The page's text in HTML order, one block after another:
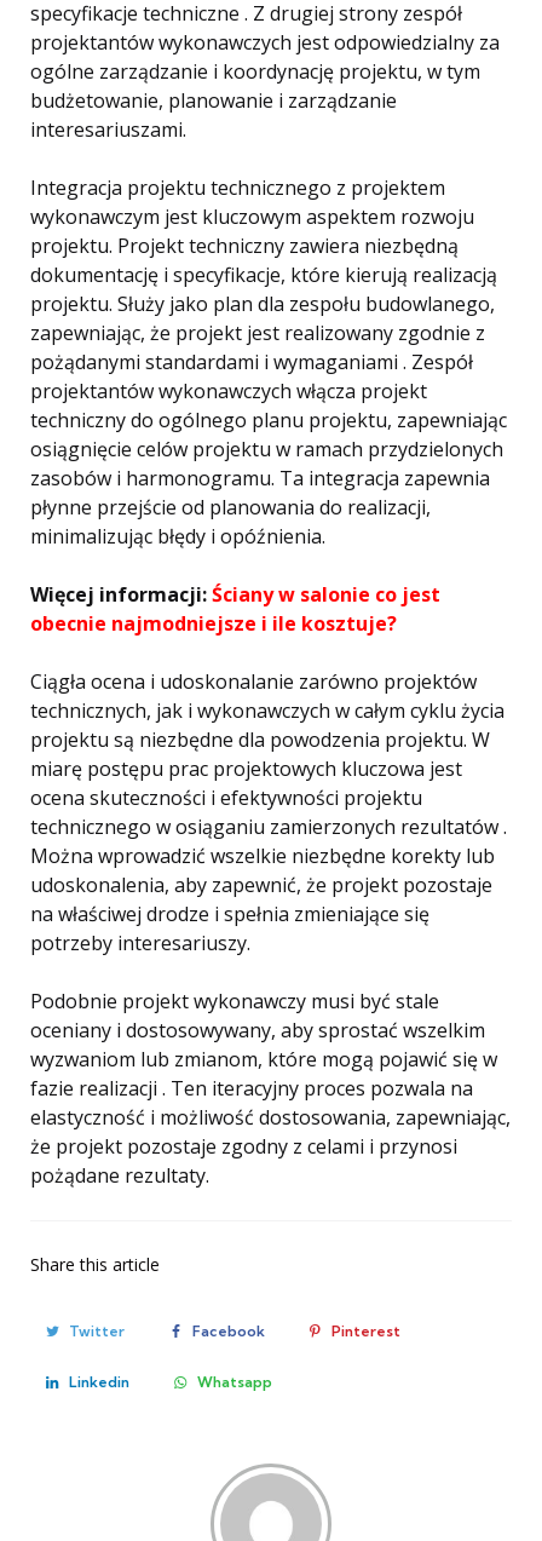
specyfikacje techniczne . Z drugiej strony zespół
projektantów wykonawczych jest odpowiedzialny za
ogólne zarządzanie i koordynację projektu, w tym
budżetowanie, planowanie i zarządzanie
interesariuszami.
Integracja projektu technicznego z projektem
wykonawczym jest kluczowym aspektem rozwoju
projektu. Projekt techniczny zawiera niezbędną
dokumentację i specyfikacje, które kierują realizacją
projektu. Służy jako plan dla zespołu budowlanego,
zapewniając, że projekt jest realizowany zgodnie z
pożądanymi standardami i wymaganiami . Zespół
projektantów wykonawczych włącza projekt
techniczny do ogólnego planu projektu, zapewniając
osiągnięcie celów projektu w ramach przydzielonych
zasobów i harmonogramu. Ta integracja zapewnia
płynne przejście od planowania do realizacji,
minimalizując błędy i opóźnienia.
Więcej informacji:Ściany w salonie co jest
obecnie najmodniejsze i ile kosztuje?
Ciągła ocena i udoskonalanie zarówno projektów
technicznych, jak i wykonawczych w całym cyklu życia
projektu są niezbędne dla powodzenia projektu. W
miarę postępu prac projektowych kluczowa jest
ocena skuteczności i efektywności projektu
technicznego w osiąganiu zamierzonych rezultatów .
Można wprowadzić wszelkie niezbędne korekty lub
udoskonalenia, aby zapewnić, że projekt pozostaje
na właściwej drodze i spełnia zmieniające się
potrzeby interesariuszy.
Podobnie projekt wykonawczy musi być stale
oceniany i dostosowywany, aby sprostać wszelkim
wyzwaniom lub zmianom, które mogą pojawić się w
fazie realizacji . Ten iteracyjny proces pozwala na
elastyczność i możliwość dostosowania, zapewniając,
że projekt pozostaje zgodny z celami i przynosi
pożądane rezultaty.
Share this article
Twitter Facebook Pinterest
Linkedin Whatsapp